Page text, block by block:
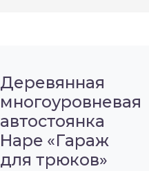
Деревянная
многоуровневая
автостоянка
Hape «Гараж
для трюков»